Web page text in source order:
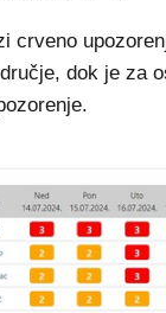
crveno
dok je za